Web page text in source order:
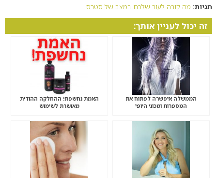
תגיות: מה קורה לעור שלכם במצב של סטרס
זה יכול לעניין אותך:
הממשלה איפשרה לפתוח את
המספרות ומכוני היופי
האמת נחשפת! ההחלקה ההודית
מאושרת לשימוש